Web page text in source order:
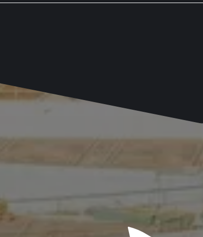
April 26, 2026 (Sun)
Recruit: Application closed (Japanese)
Recruit: Information updated (Japanese)
Statements: “JMoF 2026 Notification of